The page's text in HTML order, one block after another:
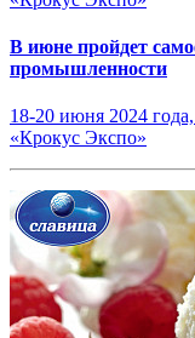
В июне пройдет
промышленности
18-20 июня 2024
«Крокус Экспо»